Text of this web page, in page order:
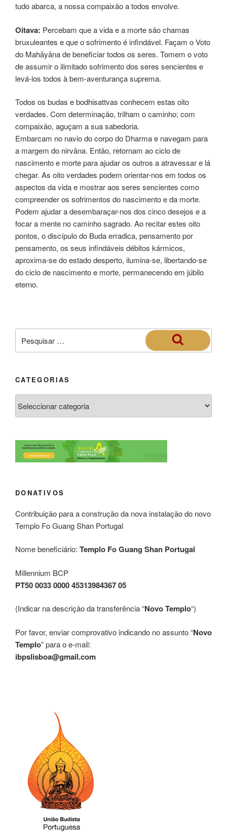
tudo abarca, a nossa compaixão a todos envolve.
Oitava: Percebam que a vida e a morte são chamas
bruxuleantes e que o sofrimento é infindável. Façam o Voto
do Mahāyāna de beneficiar todos os seres. Tomem o voto
de assumir o ilimitado sofrimento dos seres sencientes e
levá-los todos à bem-aventurança suprema.
Todos os budas e bodhisattvas conhecem estas oito
verdades. Com determinação, trilham o caminho; com
compaixão, aguçam a sua sabedoria.
Embarcam no navio do corpo do Dharma e navegam para
a margem do nirvāna. Então, retornam ao ciclo de
nascimento e morte para ajudar os outros a atravessar e lá
chegar. As oito verdades podem orientar-nos em todos os
aspectos da vida e mostrar aos seres sencientes como
compreender os sofrimentos do nascimento e da morte.
Podem ajudar a desembaraçar-nos dos cinco desejos e a
focar a mente no caminho sagrado. Ao recitar estes oito
pontos, o discípulo do Buda erradica, pensamento por
pensamento, os seus infindáveis débitos kármicos,
aproxima-se do estado desperto, ilumina-se, libertando-se
do ciclo de nascimento e morte, permanecendo em júbilo
eterno.
CATEGORIAS
DONATIVOS
Contribuição para a construção da nova instalação do novo
Templo Fo Guang Shan Portugal
Nome beneficiário: Templo Fo Guang Shan Portugal
Millennium BCP
PT50 0033 0000 45313984367 05
(Indicar na descrição da transferência “Novo Templo“)
Por favor, enviar comprovativo indicando no assunto “Novo
Templo” para o e-mail:
ibpslisboa@gmail.com